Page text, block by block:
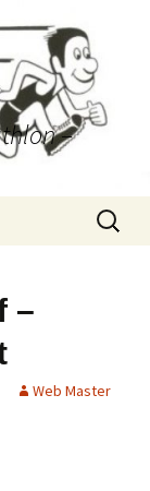
–
Suche
nach:
–
Web Master